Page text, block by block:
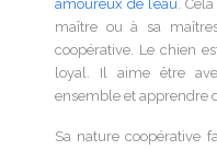
amoureux de l’eau.
maître ou à sa
coopérative. Le chien
loyal. Il aime être
ensemble et apprendre
Sa nature coopérative